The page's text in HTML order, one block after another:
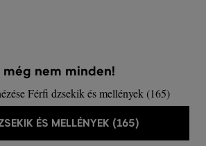
még nem minden!
Férfi dzsekik és mellények (165)
ÉS MELLÉNYEK (165)